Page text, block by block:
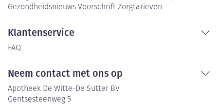
Gezondheidsnieuws Voorschrift Zorgtarieven
Klantenservice
FAQ
Neem contact met ons op
Apotheek De Witte-De Sutter BV
Gentsesteenweg 5